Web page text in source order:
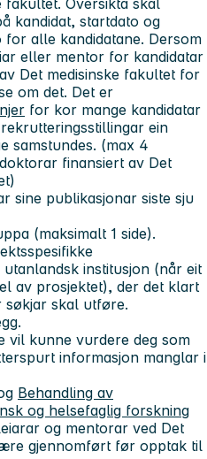
fakultet. Oversikta skal
kandidat, startdato og
alle kandidatane. Dersom
eller mentor for kandidatar
Det medisinske fakultet for
om det. Det er
for kor mange kandidatar
ein
samstundes. (max 4
finansiert av Det
sine publikasjonar siste sju
(maksimalt 1 side).
institusjon (når eit
av prosjektet), der det klart
søkjar skal utføre.
vil kunne vurdere deg som
informasjon manglar i
Behandling av
og helsefaglig forskning
og mentorar ved Det
gjennomført før opptak til